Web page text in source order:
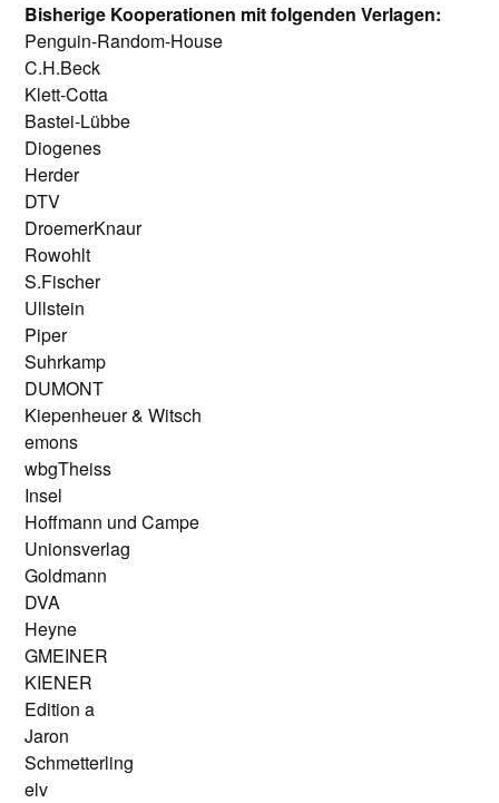
Bisherige Kooperationen mit folgenden Verlagen:
Penguin-Random-House
C.H.Beck
Klett-Cotta
Bastei-Lübbe
Diogenes
Herder
DTV
DroemerKnaur
Rowohlt
S.Fischer
Ullstein
Piper
Suhrkamp
DUMONT
Kiepenheuer & Witsch
emons
wbgTheiss
Insel
Hoffmann und Campe
Unionsverlag
Goldmann
DVA
Heyne
GMEINER
KIENER
Edition a
Jaron
Schmetterling
elv